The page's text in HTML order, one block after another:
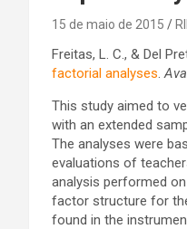
15 de maio de 2015
Freitas, L. C., & Del
factorial analyses
This study aimed to
with an extended
The analyses were
evaluations of
analysis performed
factor structure for
found in the